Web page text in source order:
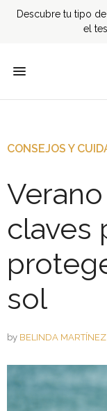
Descubre tu tipo
el
CONSEJOS Y
claves
sol
by BELINDA MARTÍNEZ